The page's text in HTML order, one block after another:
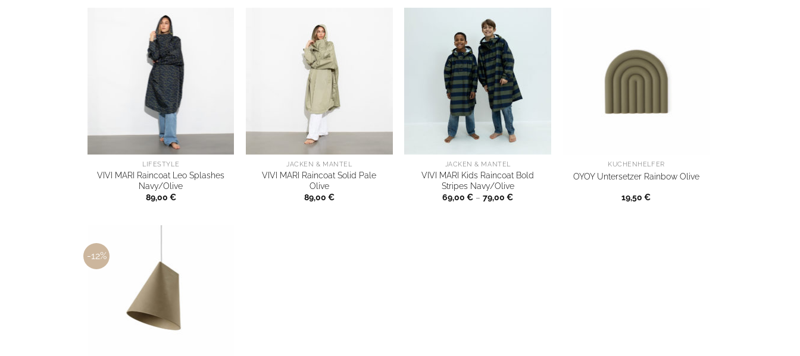
LIFESTYLE
VIVI MARI Raincoat Leo Splashes
Navy/Olive
89,00 €
JACKEN & MÄNTEL
VIVI MARI Raincoat Solid Pale
Olive
89,00 €
JACKEN & MÄNTEL
VIVI MARI Kids Raincoat Bold
Stripes Navy/Olive
69,00€ –79,00€
KÜCHENHELFER
OYOY Untersetzer Rainbow Olive
19,50€
-12%